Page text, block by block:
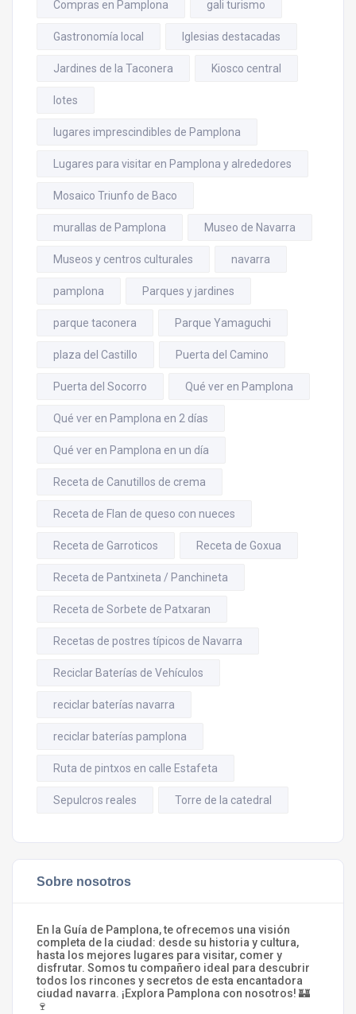
Compras en Pamplona gali turismo
Gastronomía local Iglesias destacadas
Jardines de la Taconera Kiosco central
lotes
lugares imprescindibles de Pamplona
Lugares para visitar en Pamplona y alrededores
Mosaico Triunfo de Baco
murallas de Pamplona Museo de Navarra
Museos y centros culturales navarra
pamplona Parques y jardines
parque taconera Parque Yamaguchi
plaza del Castillo Puerta del Camino
Puerta del Socorro Qué ver en Pamplona
Qué ver en Pamplona en 2 días
Qué ver en Pamplona en un día
Receta de Canutillos de crema
Receta de Flan de queso con nueces
Receta de Garroticos Receta de Goxua
Receta de Pantxineta / Panchineta
Receta de Sorbete de Patxaran
Recetas de postres típicos de Navarra
Reciclar Baterías de Vehículos
reciclar baterías navarra
reciclar baterías pamplona
Ruta de pintxos en calle Estafeta
Sepulcros reales Torre de la catedral
Sobre nosotros
En la Guía de Pamplona, te ofrecemos una visión
completa de la ciudad: desde su historia y cultura,
hasta los mejores lugares para visitar, comer y
disfrutar. Somos tu compañero ideal para descubrir
todos los rincones y secretos de esta encantadora
ciudad navarra. ¡Explora Pamplona con nosotros! 🏰
🍷